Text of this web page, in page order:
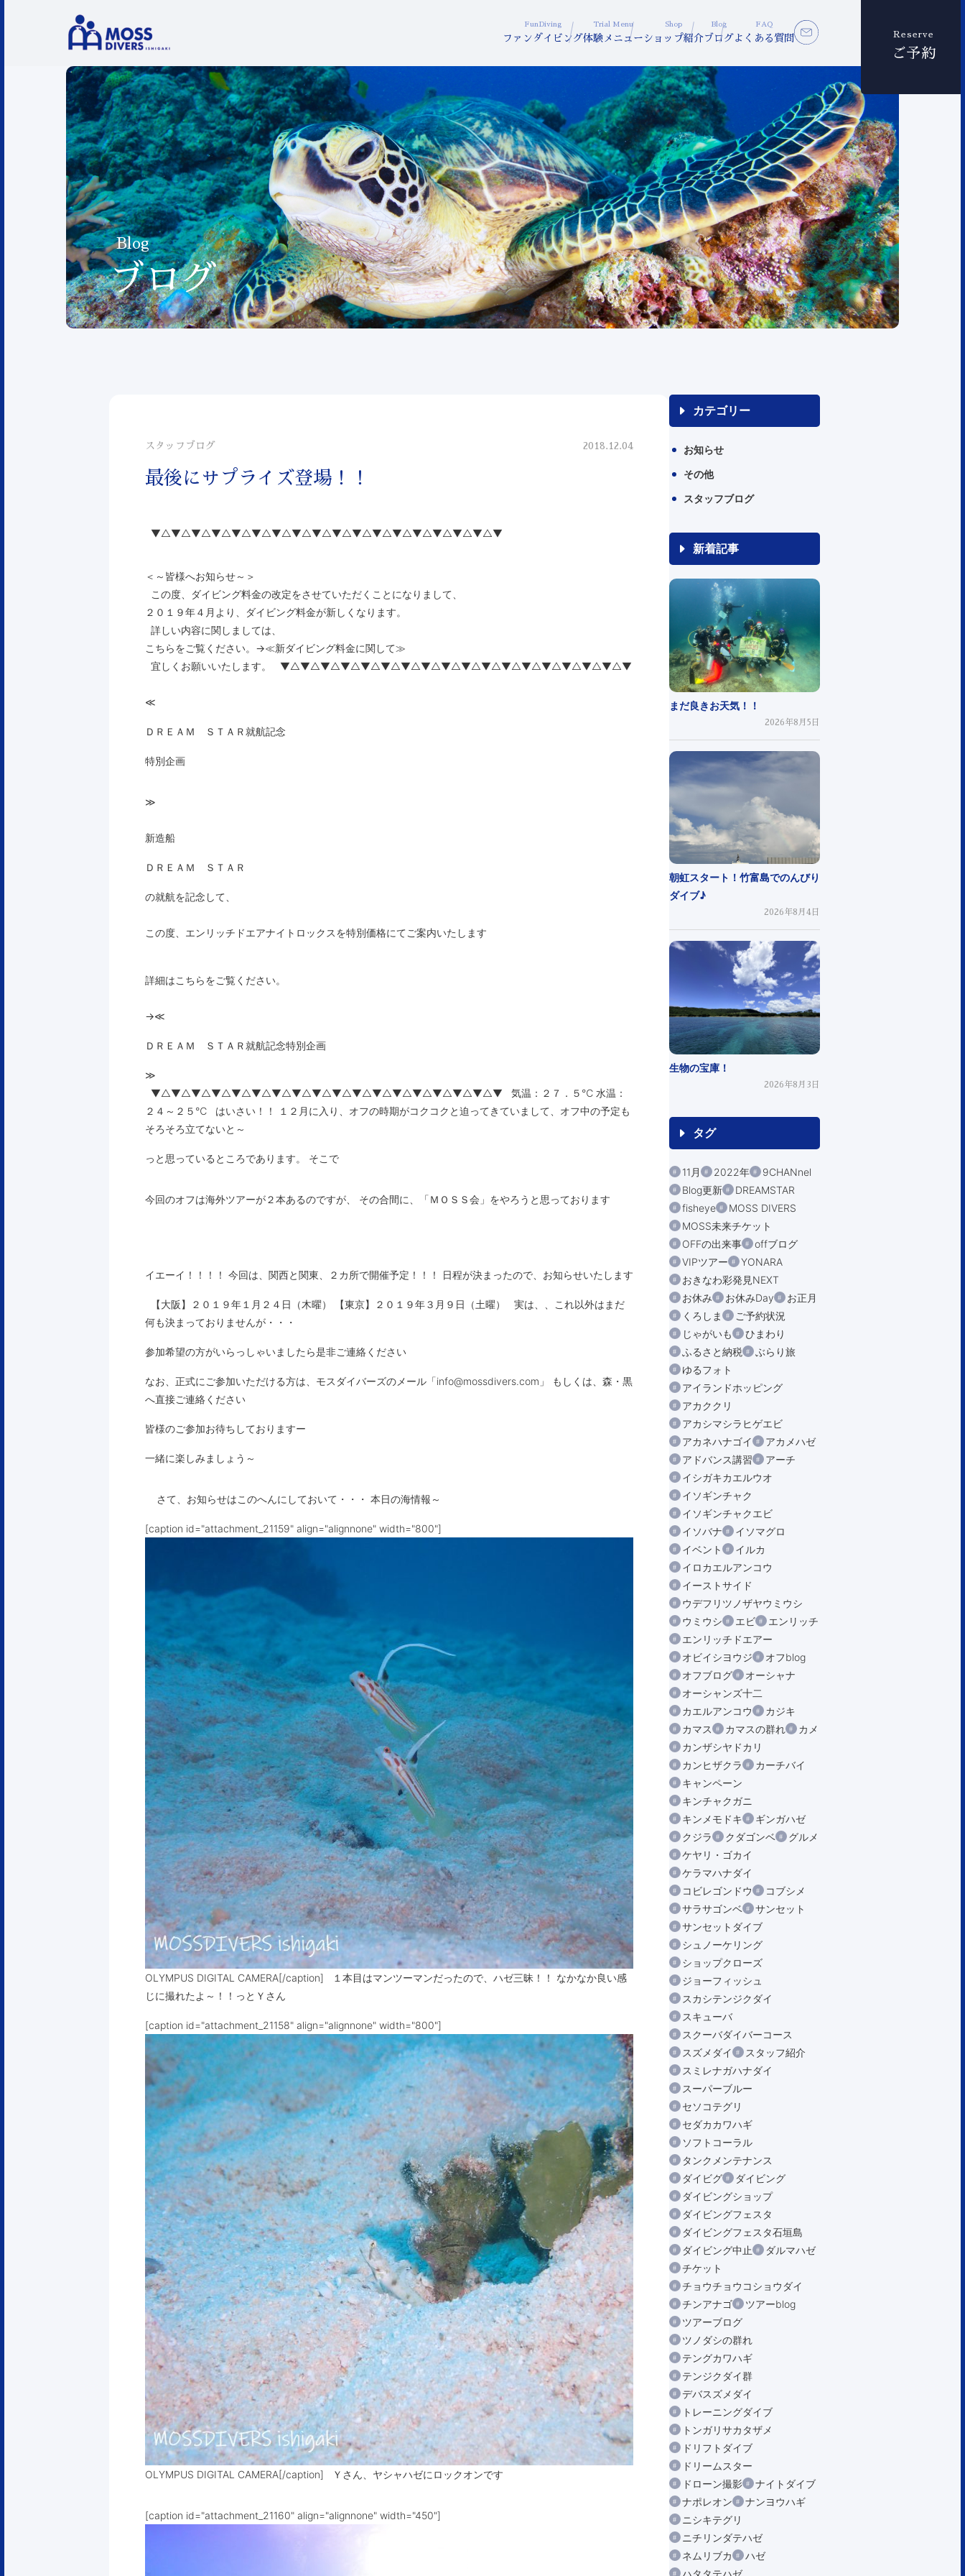
FunDiving
ファンダイビング
Trial Menu
体験メニュー
Shop
ショップ紹介
Blog
ブログ
FAQ
よくある質問 Reserve
ご予約
Blog
ブログ
スタッフブログ 2018.12.04
最後にサプライズ登場！！
▼△▼△▼△▼△▼△▼△▼△▼△▼△▼△▼△▼△▼△▼△▼△▼△▼△▼
＜～皆様へお知らせ～＞
この度、ダイビング料金の改定をさせていただくことになりまして、
２０１９年４月より、ダイビング料金が新しくなります。
詳しい内容に関しましては、
こちらをご覧ください。→≪新ダイビング料金に関して≫
宜しくお願いいたします。 ▼△▼△▼△▼△▼△▼△▼△▼△▼△▼△▼△▼△▼△▼△▼△▼△▼△▼
≪
ＤＲＥＡＭ ＳＴＡＲ就航記念
特別企画
≫
新造船
ＤＲＥＡＭ ＳＴＡＲ
の就航を記念して、
この度、エンリッチドエアナイトロックスを特別価格にてご案内いたします
詳細はこちらをご覧ください。
→≪
ＤＲＥＡＭ ＳＴＡＲ就航記念特別企画
≫
▼△▼△▼△▼△▼△▼△▼△▼△▼△▼△▼△▼△▼△▼△▼△▼△▼△▼ 気温：２７．５℃ 水温：
２４～２５℃ はいさい！！ １２月に入り、オフの時期がコクコクと迫ってきていまして、オフ中の予定も
そろそろ立てないと～
っと思っているところであります。 そこで
今回のオフは海外ツアーが２本あるのですが、 その合間に、「ＭＯＳＳ会」をやろうと思っております
イエーイ！！！！ 今回は、関西と関東、２カ所で開催予定！！！ 日程が決まったので、お知らせいたします
【大阪】２０１９年１月２４日（木曜） 【東京】２０１９年３月９日（土曜） 実は、、これ以外はまだ
何も決まっておりませんが・・・
参加希望の方がいらっしゃいましたら是非ご連絡ください
なお、正式にご参加いただける方は、モスダイバーズのメール「info@mossdivers.com」 もしくは、森・黒
へ直接ご連絡ください
皆様のご参加お待ちしておりますー
一緒に楽しみましょう～
さて、お知らせはこのへんにしておいて・・・ 本日の海情報～
[caption id="attachment_21159" align="alignnone" width="800"]
OLYMPUS DIGITAL CAMERA[/caption] １本目はマンツーマンだったので、ハゼ三昧！！ なかなか良い感
じに撮れたよ～！！っとＹさん
[caption id="attachment_21158" align="alignnone" width="800"]
OLYMPUS DIGITAL CAMERA[/caption] Ｙさん、ヤシャハゼにロックオンです
[caption id="attachment_21160" align="alignnone" width="450"]
カテゴリー
お知らせ
その他
スタッフブログ
新着記事
まだ良きお天気！！
2026年8月5日
朝虹スタート！竹富島でのんびり
ダイブ♪
2026年8月4日
生物の宝庫！
2026年8月3日
タグ
11月 2022年
9CHANnel
Blog更新
DREAMSTAR
fisheye
MOSS DIVERS
MOSS未来チケット
OFFの出来事
offブログ
VIPツアー
YONARA
おきなわ彩発見NEXT
お休み
お休みDay
お正月
くろしま
ご予約状況
じゃがいも
ひまわり
ふるさと納税
ぶらり旅
ゆるフォト
アイランドホッピング
アカククリ
アカシマシラヒゲエビ
アカネハナゴイ
アカメハゼ
アドバンス講習
アーチ
イシガキカエルウオ
イソギンチャク
イソギンチャクエビ
イソバナ
イソマグロ
イベント
イルカ
イロカエルアンコウ
イーストサイド
ウデフリツノザヤウミウシ
ウミウシ
エビ
エンリッチ
エンリッチドエアー
オビイシヨウジ
オフblog
オフブログ
オーシャナ
オーシャンズ十二
カエルアンコウ
カジキ
カマス
カマスの群れ
カメ
カンザシヤドカリ
カンヒザクラ
カーチバイ
キャンペーン
キンチャクガニ
キンメモドキ
ギンガハゼ
クジラ
クダゴンベ
グルメ
ケヤリ・ゴカイ
ケラマハナダイ
コビレゴンドウ
コブシメ
サラサゴンベ
サンセット
サンセットダイブ
シュノーケリング
ショップクローズ
ジョーフィッシュ
スカシテンジクダイ
スキューバ
スクーバダイバーコース
スズメダイ
スタッフ紹介
スミレナガハナダイ
スーパーブルー
セソコテグリ
セダカカワハギ
ソフトコーラル
タンクメンテナンス
ダイビグ
ダイビング
ダイビングショップ
ダイビングフェスタ
ダイビングフェスタ石垣島
ダイビング中止
ダルマハゼ
チケット
チョウチョウコショウダイ
チンアナゴ
ツアーblog
ツアーブログ
ツノダシの群れ
テングカワハギ
テンジクダイ群
デバスズメダイ
トレーニングダイブ
トンガリサカタザメ
ドリフトダイブ
ドリームスター
ドローン撮影
ナイトダイブ
ナポレオン
ナンヨウハギ
ニシキテグリ
ニチリンダテハゼ
ネムリブカ
ハゼ
ハタタテハゼ